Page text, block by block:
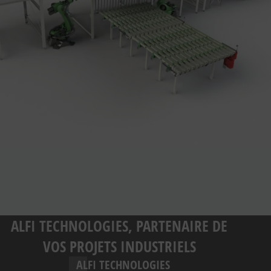
ALFI TECHNOLOGIES, PARTENAIRE DE
VOS PROJETS INDUSTRIELS
ALFI TECHNOLOGIES